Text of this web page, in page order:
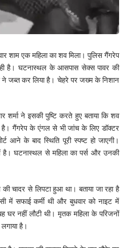
शाम एक महिला का शव मिला। पुलिस गैंगरेप
है। घटनास्थल के आसपास सेक्स पावर की
जब्त कर लिया है। चेहरे पर जख्म के निशान
शर्मा ने इसकी पुष्टि करते हुए बताया कि शव
है। गैंगरेप के एंगल से भी जांच के लिए डॉक्टर
आने के बाद स्थिति पूरी स्पष्ट हो जाएगी।
है। घटनास्थल से महिला का पर्स और उनकी
चादर से लिपटा हुआ था। बताया जा रहा है
में सफाई कर्मी थी और बुधवार को नाइट में
घर नहीं लौटी थी। मृतक महिला के परिजनों
है।